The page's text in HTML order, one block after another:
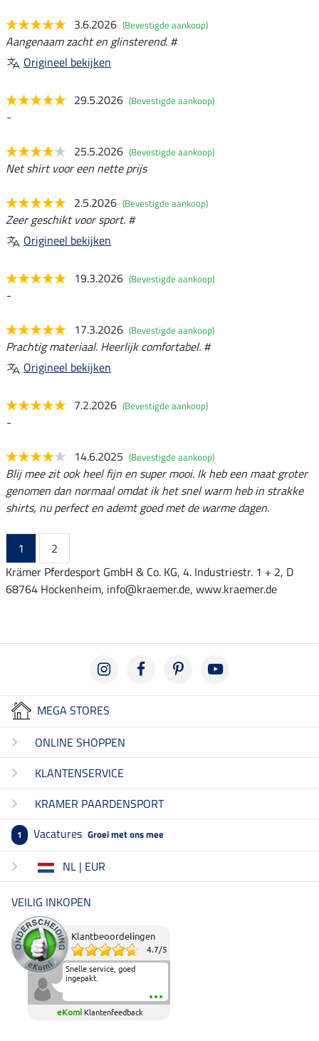
3.6.2026 (Bevestigde aankoop)
Aangenaam zacht en glinsterend. #
Origineel bekijken
29.5.2026 (Bevestigde aankoop)
-
25.5.2026 (Bevestigde aankoop)
Net shirt voor een nette prijs
2.5.2026 (Bevestigde aankoop)
Zeer geschikt voor sport. #
Origineel bekijken
19.3.2026 (Bevestigde aankoop)
-
17.3.2026 (Bevestigde aankoop)
Prachtig materiaal. Heerlijk comfortabel. #
Origineel bekijken
7.2.2026 (Bevestigde aankoop)
-
14.6.2025 (Bevestigde aankoop)
Blij mee zit ook heel fijn en super mooi. Ik heb een maat groter
genomen dan normaal omdat ik het snel warm heb in strakke
shirts, nu perfect en ademt goed met de warme dagen.
1
2
Krämer Pferdesport GmbH & Co. KG, 4. Industriestr. 1 + 2, D
68764 Hockenheim, info@kraemer.de, www.kraemer.de
MEGA STORES
ONLINE SHOPPEN
KLANTENSERVICE
KRAMER PAARDENSPORT
1 Vacatures Groei met ons mee
NL | EUR
VEILIG INKOPEN
Klantbeoordelingen
4.7/5
Snelle service, goed
ingepakt.
eKomi Klantenfeedback